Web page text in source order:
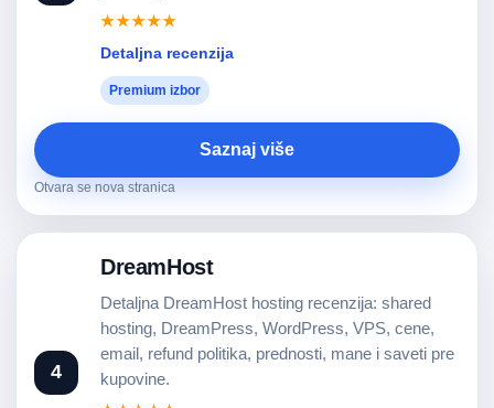
★★★★★
Detaljna recenzija
Premium izbor
Saznaj više
Otvara se nova stranica
4
DreamHost
Detaljna DreamHost hosting recenzija: shared
hosting, DreamPress, WordPress, VPS, cene,
email, refund politika, prednosti, mane i saveti pre
kupovine.